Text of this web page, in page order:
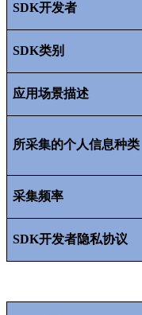
SDK开发者
SDK类别
应用场景描述
所采集的个人信息种类
采集频率
SDK开发者隐私协议